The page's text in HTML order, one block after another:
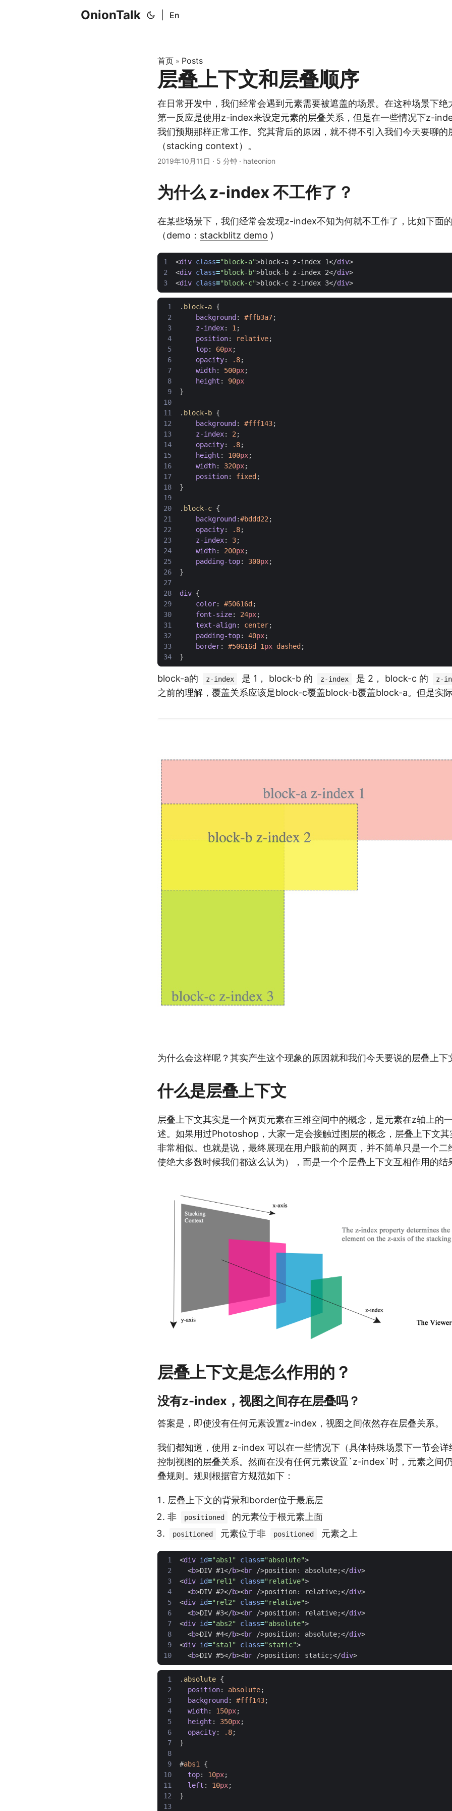
OnionTalk En
首页 » Posts
层叠上下文和层叠顺序
在日常开发中，我们经常会遇到元素需要被遮盖的场景。在这种场景下绝
第一反应是使用z-index来设定元素的层叠关系，但是在一些情况下z-
我们预期那样正常工作。究其背后的原因，就不得不引入我们今天要聊的
（stacking context）。
2019年10月11日 · 5 分钟 · hateonion
为什么 z-index 不工作了？
在某些场景下，我们经常会发现z-index不知为何就不工作了，比如下面的
（demo： stackblitz demo )
<div class="block-a">block-a z-index 1</div>
<div class="block-b">block-b z-index 2</div>
<div class="block-c">block-c z-index 3</div>
. block-a {
background : #ffb3a7;
z-index: 1 ;
position: relative;
top: 60px;
opacity: .8;
width: 500px;
height : 90px
}
. block-b {
background : #fff143;
z-index: 2 ;
opacity: .8;
height : 100px;
width: 320px;
position: fixed ;
}
. block-c {
background :#bddd22 ;
opacity: .8;
z-index: 3;
width: 200px;
padding-top: 300px;
}
div {
color: #50616d ;
font-size: 24px;
text-align: center;
padding-top: 40px;
border: #50616d 1px dashed ;
}
block-a的 z-index 是 1， block-b 的 z-index 是 2， block-c 的 z-
之前的理解，覆盖关系应该是block-c覆盖block-b覆盖block-a。但是实际
为什么会这样呢？其实产生这个现象的原因就和我们今天要说的层叠上下
什么是层叠上下文
层叠上下文其实是一个网页元素在三维空间中的概念，是元素在z轴上的
述。如果用过Photoshop，大家一定会接触过图层的概念，层叠上下文其
非常相似。也就是说，最终展现在用户眼前的网页，并不简单只是一个二
使绝大多数时候我们都这么认为），而是一个个层叠上下文互相作用的结
层叠上下文是怎么作用的？
没有z-index，视图之间存在层叠吗？
答案是，即使没有任何元素设置z-index，视图之间依然存在层叠关系。
我们都知道，使用 z-index 可以在一些情况下（具体特殊场景下一节会详
控制视图的层叠关系。然而在没有任何元素设置`z-index`时，元素之间
叠规则。规则根据官方规范如下：
层叠上下文的背景和border位于最底层
非
positioned 的元素位于根元素上面
positioned 元素位于非 positioned 元素之上
<div id="abs1" class="absolute">
<b>DIV #1</b><br />position: absolute;</div>
<div id="rel1" class="relative">
<b>DIV #2</b><br />position: relative;</div>
<div id="rel2" class="relative">
<b>DIV #3</b><br />position: relative;</div>
<div id="abs2" class="absolute">
<b>DIV #4</b><br />position: absolute;</div>
<div id="sta1" class="static">
<b>DIV #5</b><br />position: static;</div>
. absolute {
position: absolute;
background : #fff143;
width: 150px;
height : 350px;
opacity: .8;
}
#abs1 {
top: 10px;
left : 10px;
}